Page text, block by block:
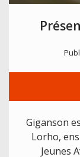
Giganson
Lorho,
Jeunes